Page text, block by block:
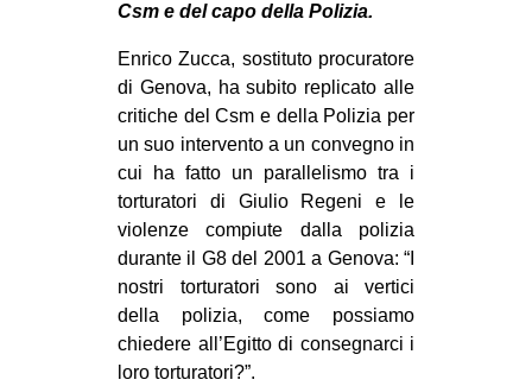
Csm e del capo della Polizia.
Enrico Zucca, sostituto procuratore
di Genova, ha subito replicato alle
critiche del Csm e della Polizia per
un suo intervento a un convegno in
cui ha fatto un parallelismo tra i
torturatori di Giulio Regeni e le
violenze compiute dalla polizia
durante il G8 del 2001 a Genova: “I
nostri torturatori sono ai vertici
della polizia, come possiamo
chiedere all’Egitto di consegnarci i
loro torturatori?”.